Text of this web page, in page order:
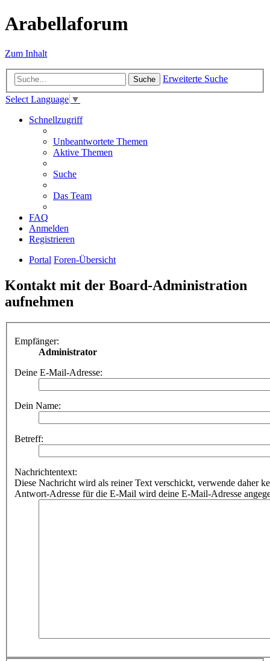
Arabellaforum
Zum Inhalt
Suche
Erweiterte Suche
Select Language ▼
Schnellzugriff
Unbeantwortete Themen
Aktive Themen
Suche
Das Team
FAQ
Anmelden
Registrieren
Portal Foren-Übersicht
Kontakt mit der Board-Administration
aufnehmen
Empfänger:
Administrator
Deine E-Mail-Adresse:
Dein Name:
Betreff:
Nachrichtentext:
Diese Nachricht wird als reiner Text verschickt, verwende daher
Antwort-Adresse für die E-Mail wird deine E-Mail-Adresse